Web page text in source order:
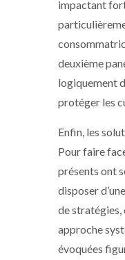
impactant
deuxième
logiquement
protéger les
Enfin, les
Pour faire
présents ont
disposer
de stratégies,
approche
évoquées